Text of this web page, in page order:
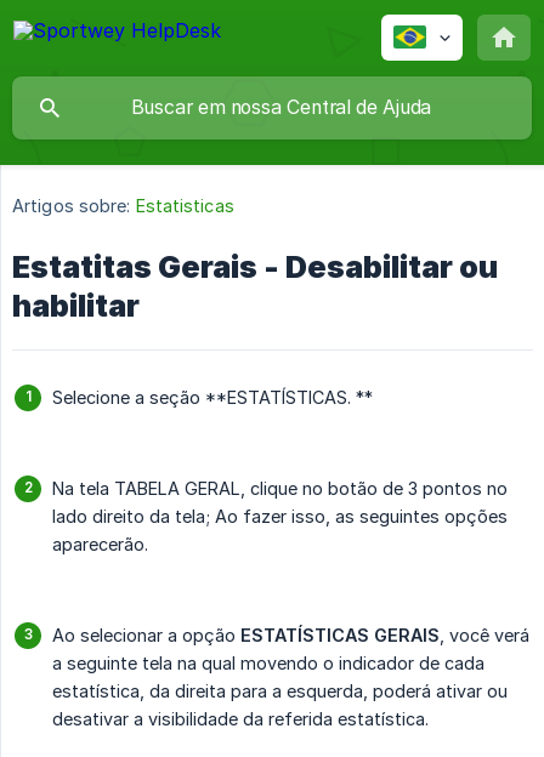
Artigos sobre: Estatisticas
Estatitas Gerais - Desabilitar ou
habilitar
Selecione a seção **ESTATÍSTICAS. **
Na tela TABELA GERAL, clique no botão de 3 pontos no
lado direito da tela; Ao fazer isso, as seguintes opções
aparecerão.
Ao selecionar a opção ESTATÍSTICAS GERAIS , você verá
a seguinte tela na qual movendo o indicador de cada
estatística, da direita para a esquerda, poderá ativar ou
desativar a visibilidade da referida estatística.